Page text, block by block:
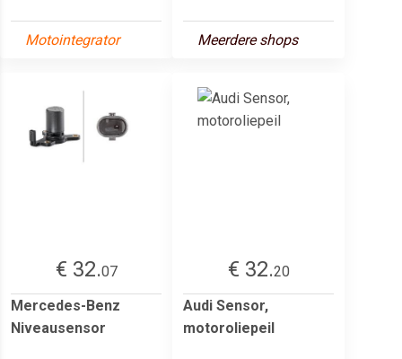
Motointegrator Meerdere shops
€ 32.07
Mercedes-Benz
Niveausensor
€ 32.20
Audi Sensor,
motoroliepeil